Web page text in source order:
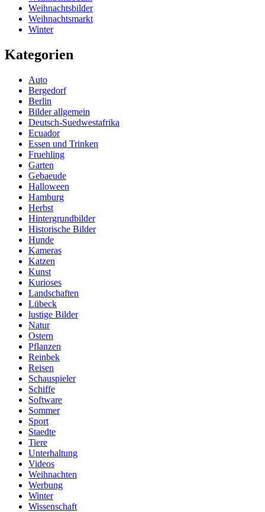
Weihnachtsbilder
Weihnachtsmarkt
Winter
Kategorien
Auto
Bergedorf
Berlin
Bilder allgemein
Deutsch-Suedwestafrika
Ecuador
Essen und Trinken
Fruehling
Garten
Gebaeude
Halloween
Hamburg
Herbst
Hintergrundbilder
Historische Bilder
Hunde
Kameras
Katzen
Kunst
Kurioses
Landschaften
Lübeck
lustige Bilder
Natur
Ostern
Pflanzen
Reinbek
Reisen
Schauspieler
Schiffe
Software
Sommer
Sport
Staedte
Tiere
Unterhaltung
Videos
Weihnachten
Werbung
Winter
Wissenschaft